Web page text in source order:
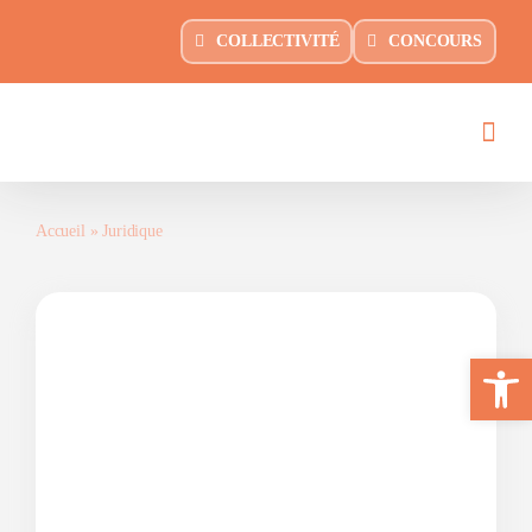
Ouvrir
contenu
COLLECTIVITÉ CONCOURS
Accueil »Juridique